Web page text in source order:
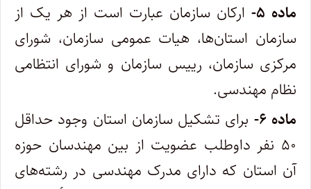
ماده ۵-
ارکان سازمان عبارت است از هر یک از
سازمان استان‌ها، هیات عمومی سازمان، شورای
مرکزی سازمان، رییس سازمان و شورای انتظامی‌
نظام مهندسی.
ماده ۶-
برای تشکیل سازمان استان وجود حداقل
۵۰ نفر داوطلب عضویت از بین مهندسان حوزه
آن استان که دارای مدرک مهندسی در رشته‌های